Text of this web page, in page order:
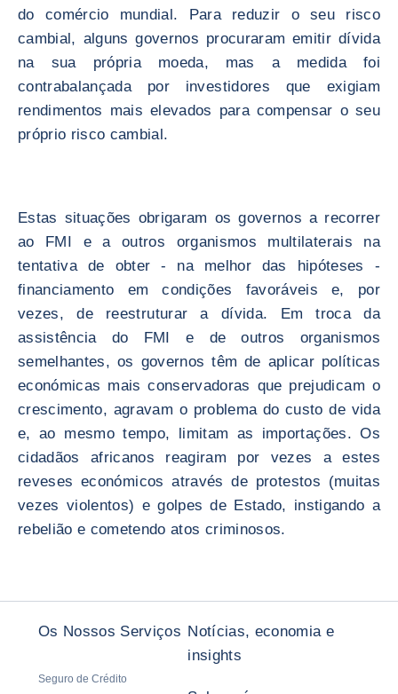
do comércio mundial. Para reduzir o seu risco
cambial, alguns governos procuraram emitir dívida
na sua própria moeda, mas a medida foi
contrabalançada por investidores que exigiam
rendimentos mais elevados para compensar o seu
próprio risco cambial.
Estas situações obrigaram os governos a recorrer
ao FMI e a outros organismos multilaterais na
tentativa de obter - na melhor das hipóteses -
financiamento em condições favoráveis e, por
vezes, de reestruturar a dívida. Em troca da
assistência do FMI e de outros organismos
semelhantes, os governos têm de aplicar políticas
económicas mais conservadoras que prejudicam o
crescimento, agravam o problema do custo de vida
e, ao mesmo tempo, limitam as importações. Os
cidadãos africanos reagiram por vezes a estes
reveses económicos através de protestos (muitas
vezes violentos) e golpes de Estado, instigando a
rebelião e cometendo atos criminosos.
Os Nossos Serviços
Seguro de Crédito
Notícias, economia e
insights